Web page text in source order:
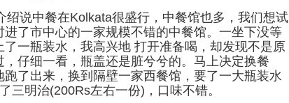
绍说中餐在Kolkata很盛行，中餐馆也多，我们想试
进了市中心的一家规模不错的中餐馆。一坐下没等
了一瓶装水，我高兴地 打开准备喝，却发现不是原
，仔细一看，瓶盖还是脏兮兮的。马上决定换餐
跑了出来，换到隔壁一家西餐馆，要了一大瓶装水
三明治(200Rs左右一份)，口味不错。